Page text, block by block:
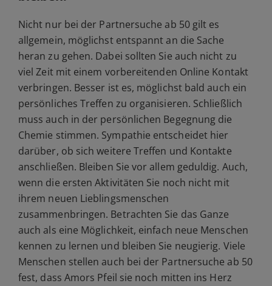
Nicht nur bei der Partnersuche ab 50 gilt es
allgemein, möglichst entspannt an die Sache
heran zu gehen. Dabei sollten Sie auch nicht zu
viel Zeit mit einem vorbereitenden Online Kontakt
verbringen. Besser ist es, möglichst bald auch ein
persönliches Treffen zu organisieren. Schließlich
muss auch in der persönlichen Begegnung die
Chemie stimmen. Sympathie entscheidet hier
darüber, ob sich weitere Treffen und Kontakte
anschließen. Bleiben Sie vor allem geduldig. Auch,
wenn die ersten Aktivitäten Sie noch nicht mit
ihrem neuen Lieblingsmenschen
zusammenbringen. Betrachten Sie das Ganze
auch als eine Möglichkeit, einfach neue Menschen
kennen zu lernen und bleiben Sie neugierig. Viele
Menschen stellen auch bei der Partnersuche ab 50
fest, dass Amors Pfeil sie noch mitten ins Herz